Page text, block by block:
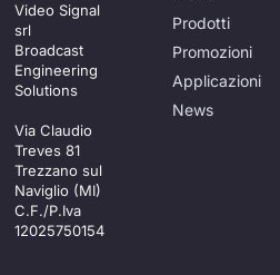
Video Signal
srl
Broadcast
Engineering
Solutions
Via Claudio
Treves 81
Trezzano sul
Naviglio (MI)
C.F./P.Iva
12025750154
Prodotti
Promozioni
Applicazioni
News